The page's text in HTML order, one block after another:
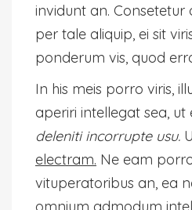
invidunt an.
per tale aliquip, ei sit
ponderum vis, quod
In his meis porro viris,
aperiri intellegat sea,
deleniti incorrupte usu.
electram. Ne eam
vituperatoribus an, ea
omnium admodum